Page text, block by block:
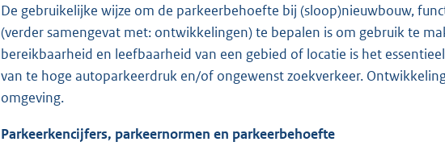
De gebruikelijke wijze om de parkeerbehoefte bij (sloop)nieuwbouw,
(verder samengevat met: ontwikkelingen) te bepalen is om gebruik te
bereikbaarheid en leefbaarheid van een gebied of locatie is het
van te hoge autoparkeerdruk en/of ongewenst zoekverkeer.
omgeving.
Parkeerkencijfers, parkeernormen en parkeerbehoefte